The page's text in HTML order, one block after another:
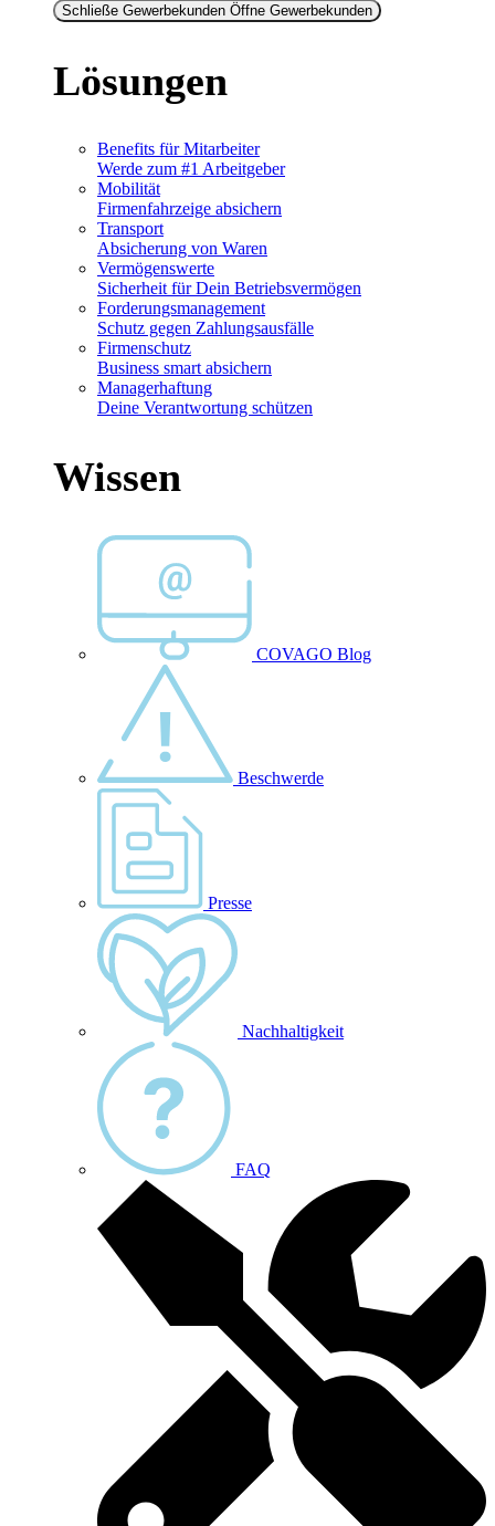
Schließe Gewerbekunden Öffne Gewerbekunden
Lösungen
Benefits für Mitarbeiter
Werde zum #1 Arbeitgeber
Mobilität
Firmenfahrzeige absichern
Transport
Absicherung von Waren
Vermögenswerte
Sicherheit für Dein Betriebsvermögen
Forderungsmanagement
Schutz gegen Zahlungsausfälle
Firmenschutz
Business smart absichern
Managerhaftung
Deine Verantwortung schützen
Wissen
COVAGO Blog
Beschwerde
Presse
Nachhaltigkeit
FAQ